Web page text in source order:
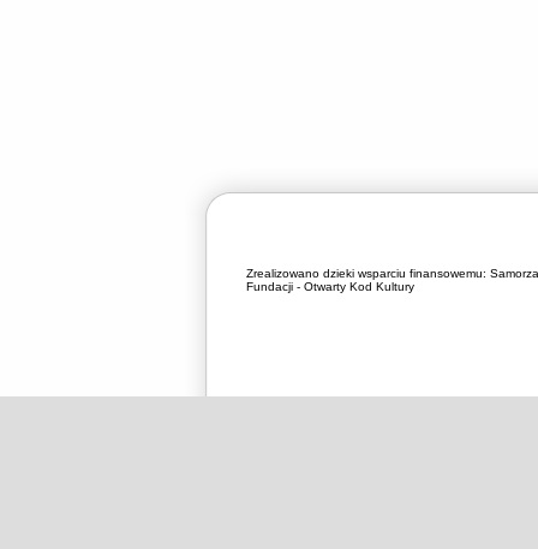
Zrealizowano dzieki wsparciu finansowemu:
Fundacji - Otwarty Kod Kultury